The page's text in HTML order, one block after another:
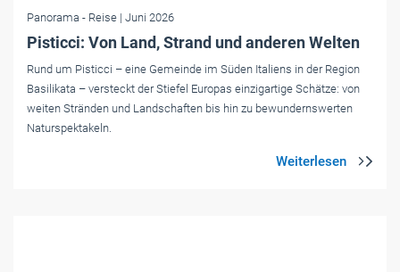
Panorama - Reise | Juni 2026
Pisticci: Von Land, Strand und anderen Welten
Rund um Pisticci – eine Gemeinde im Süden Italiens in der Region
Basilikata – versteckt der Stiefel Europas einzigartige Schätze: von
weiten Stränden und Landschaften bis hin zu bewundernswerten
Naturspektakeln.